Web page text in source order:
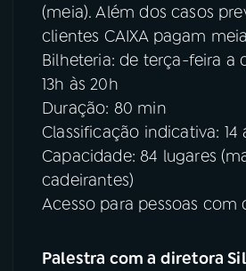
(meia). Além dos casos
clientes CAIXA pagam meia
Bilheteria: de terça-feira a
13h às 20h
Duração: 80 min
Classificação indicativa: 14
Capacidade: 84 lugares
cadeirantes)
Acesso para pessoas com
Palestra com a diretora